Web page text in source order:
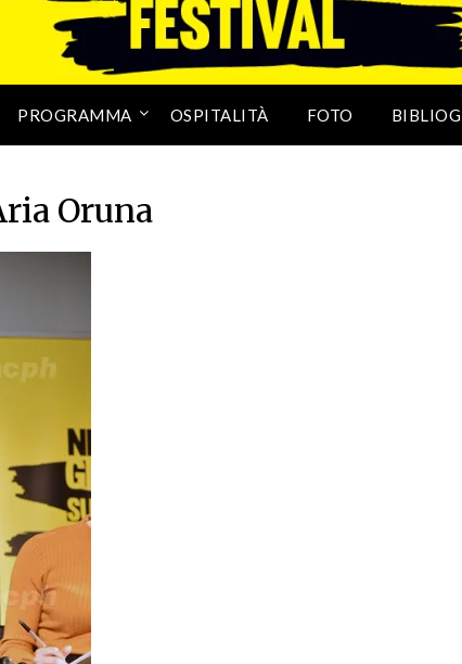
PROGRAMMA OSPITALITÀ FOTO
Oruna